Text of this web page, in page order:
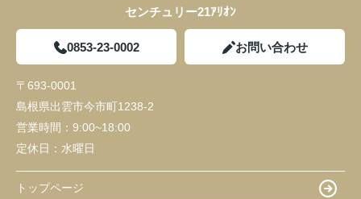
センチュリー21ｱﾘｵﾝ
0853-23-0002 お問い合わせ
〒693-0001
島根県出雲市今市町1238-2
営業時間： 9:00~18:00
定休日： 水曜日
トップページ